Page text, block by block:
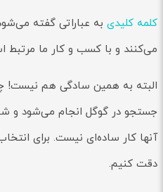
کلمه کلیدی به عباراتی گفته
می‌کنند و با کسب و کار ما مرتبط
البته به همین سادگی هم نیست!
جستجو در گوگل انجام می‌شود و
دقت کنیم.